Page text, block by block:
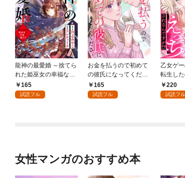
龍神の最愛婚 ～捨てら
れた姫巫女の幸福な嫁
入り～: 1
165
試読フル
お金を払うので初めて
の彼氏になってくださ
い: 1
165
試読フル
乙女ゲ
転生し
の弟（
執着えっ
220
試読フル
女性マンガのおすすめ本